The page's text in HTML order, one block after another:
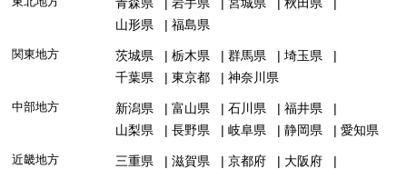
山形県
福島県
関東地方 茨城県 栃木県 群馬県
埼玉県
千葉県
東京都 神奈川県
中部地方 新潟県 富山県 石川県
福井県
山梨県
長野県 岐阜県 静岡県 愛知県
近畿地方 三重県 滋賀県 京都府
大阪府